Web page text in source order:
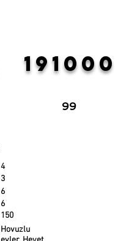
191000
99
4
6
3
6
150
Hovuzlu